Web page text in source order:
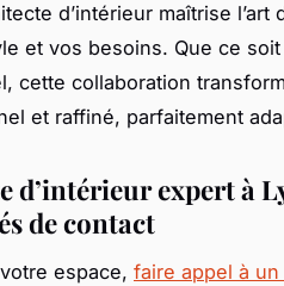
d’intérieur maîtrise l’art
et vos besoins. Que ce
cette collaboration
et raffiné, parfaitement
d’intérieur expert à
de contact
espace, faire appel à